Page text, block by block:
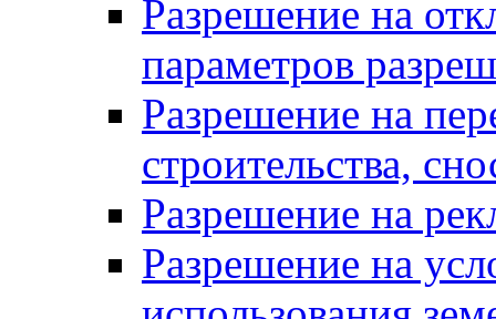
Разрешение на
параметров
Разрешение на
строительства,
Разрешение на
Разрешение на